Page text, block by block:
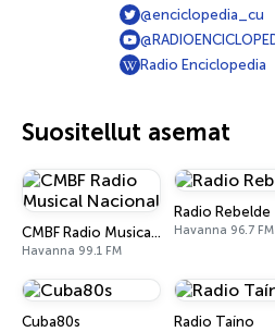
@enciclopedia_cu
Radio Enciclopedia
Suositellut asemat
CMBF Radio Musical Nacional
Havanna 99.1 FM
Radio Rebelde
Havanna 96.7 FM
Cuba80s Radio Taíno